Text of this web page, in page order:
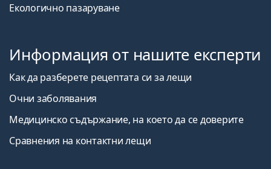
Екологично пазаруване
Информация от нашите експерти
Как да разберете рецептата си за лещи
Очни заболявания
Медицинско съдържание, на което да се доверите
Сравнения на контактни лещи